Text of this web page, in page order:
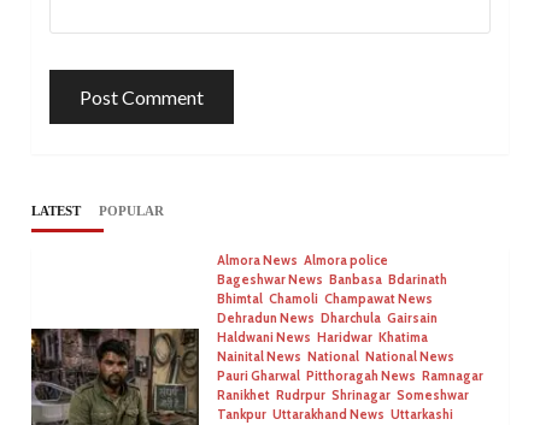
LATEST POPULAR
Almora News Almora police
Bageshwar News Banbasa Bdarinath
Bhimtal Chamoli Champawat News
Dehradun News Dharchula Gairsain
Haldwani News Haridwar Khatima
Nainital News National National News
Pauri Gharwal Pitthoragah News Ramnagar
Ranikhet Rudrpur Shrinagar Someshwar
Tankpur Uttarakhand News Uttarkashi